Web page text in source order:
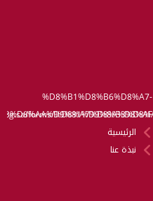
forms/
%D8%B1%D8%B6%D8%A7-
الرئيسية
نبذة عنا